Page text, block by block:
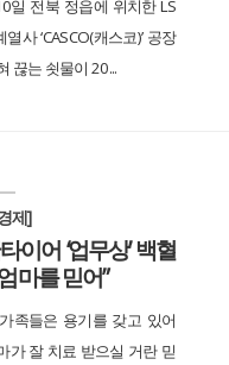
일 전북 정읍에 위치한 LS
열사 ‘CASCO(캐스코)’ 공장
끊는 쇳물이 20...
제]
이어 ‘업무상’ 백혈
마를 믿어”
족들은 용기를 갖고 있어
가 잘 치료 받으실 거란 믿